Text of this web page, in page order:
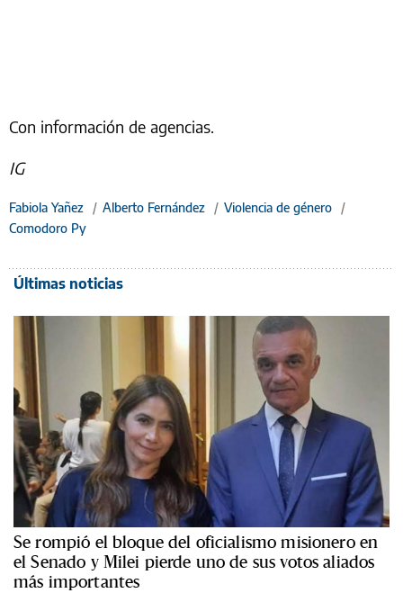
Con información de agencias.
IG
Fabiola Yañez / Alberto Fernández / Violencia de género
/
Comodoro Py
Últimas noticias
Se rompió el bloque del oficialismo misionero en
el Senado y Milei pierde uno de sus votos aliados
más importantes